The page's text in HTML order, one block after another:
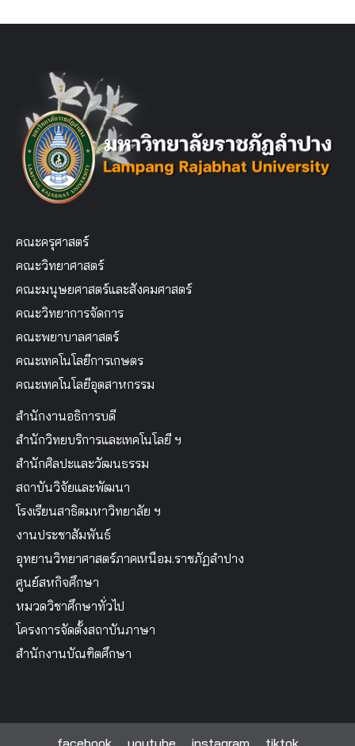
คณะครุศาสตร์
คณะวิทยาศาสตร์
คณะมนุษยศาสตร์และสังคมศาสตร์
คณะวิทยาการจัดการ
คณะพยาบาลศาสตร์
คณะเทคโนโลยีการเกษตร
คณะเทคโนโลยีอุตสาหกรรม
สำนักงานอธิการบดี
สำนักวิทยบริการและเทคโนโลยี ฯ
สำนักศิลปะและวัฒนธรรม
สถาบันวิจัยและพัฒนา
โรงเรียนสาธิตมหาวิทยาลัย ฯ
งานประชาสัมพันธ์
อุทยานวิทยาศาสตร์ภาคเหนือม.ราชภัฏลำปาง
ศูนย์สหกิจศึกษา
หมวดวิชาศึกษาทั่วไป
โครงการจัดตั้งสถาบันภาษา
สำนักงานบัณฑิตศึกษา